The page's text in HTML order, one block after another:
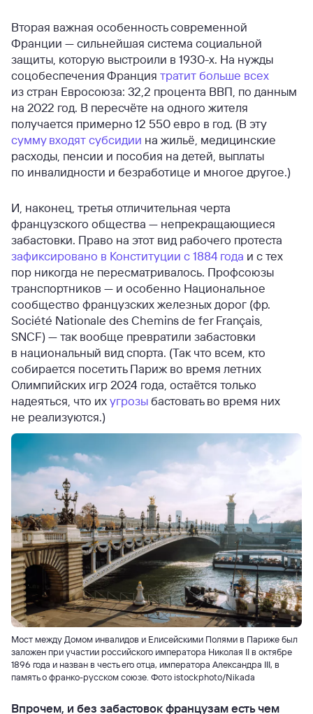
Вторая важная особенность современной
Франции — сильнейшая система социальной
защиты, которую выстроили в 1930-х. На нужды
соцобеспечения Франция тратит больше всех
из стран Евросоюза: 32,2 процента ВВП, по данным
на 2022 год. В пересчёте на одного жителя
получается примерно 12 550 евро в год. (В эту
сумму входят субсидии на жильё, медицинские
расходы, пенсии и пособия на детей, выплаты
по инвалидности и безработице и многое другое.)
И, наконец, третья отличительная черта
французского общества — непрекращающиеся
забастовки. Право на этот вид рабочего протеста
зафиксировано в Конституции с 1884 года и с тех
пор никогда не пересматривалось. Профсоюзы
транспортников — и особенно Национальное
сообщество французских железных дорог (фр.
Société Nationale des Chemins de fer Français,
SNCF) — так вообще превратили забастовки
в национальный вид спорта. (Так что всем, кто
собирается посетить Париж во время летних
Олимпийских игр 2024 года, остаётся только
надеяться, что ихугрозыбастовать во время них
не реализуются.)
Мост между Домом инвалидов и Елисейскими Полями в Париже был
заложен при участии российского императора Николая II в октябре
1896 года и назван в честь его отца, императора Александра III, в
память о франко-русском союзе. Фото istockphoto/Nikada
Впрочем, и без забастовок французам есть чем